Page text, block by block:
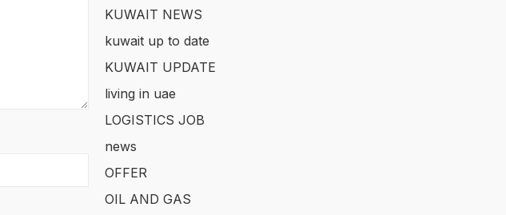
KUWAIT NEWS
kuwait up to date
KUWAIT UPDATE
living in uae
LOGISTICS JOB
news
OFFER
OIL AND GAS